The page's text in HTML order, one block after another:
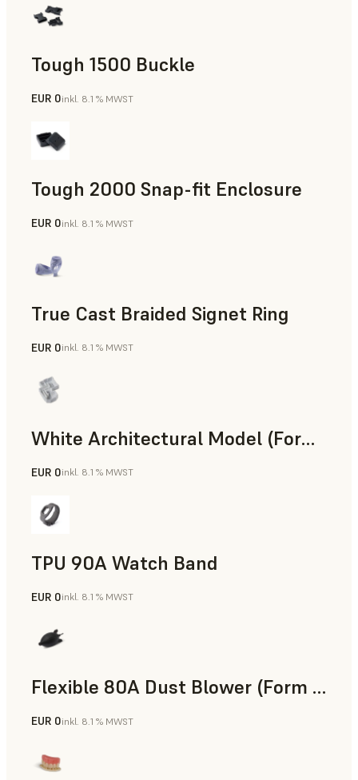
Tough 1500 Buckle
Technik
EUR 0inkl. 8.1 % MWST
Tough 2000 Snap-fit Enclosure
Technik
EUR 0inkl. 8.1 % MWST
True Cast Braided Signet Ring
Schmuck
EUR 0inkl. 8.1 % MWST
White Architectural Model (Form 4)
Standard
EUR 0inkl. 8.1 % MWST
TPU 90A Watch Band
SLS-Pulver
EUR 0inkl. 8.1 % MWST
Flexible 80A Dust Blower (Form 4)
EUR 0inkl. 8.1 % MWST